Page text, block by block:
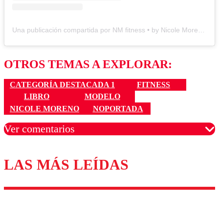
OTROS TEMAS A EXPLORAR:
CATEGORÍA DESTACADA 1
FITNESS
LIBRO
MODELO
NICOLE MORENO
NOPORTADA
Ver comentarios
Los comentarios son moderados para garantizar un
diálogo respetuoso.
Nombre
LAS MÁS LEÍDAS